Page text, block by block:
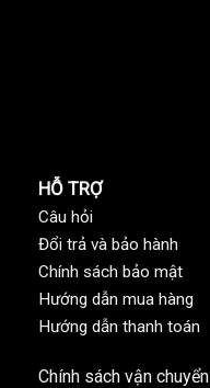
HỖ TRỢ
Câu hỏi
Đổi trả và bảo hành
Chính sách bảo mật
Hướng dẫn mua hàng
Hướng dẫn thanh toán
Chính sách vận chuyển